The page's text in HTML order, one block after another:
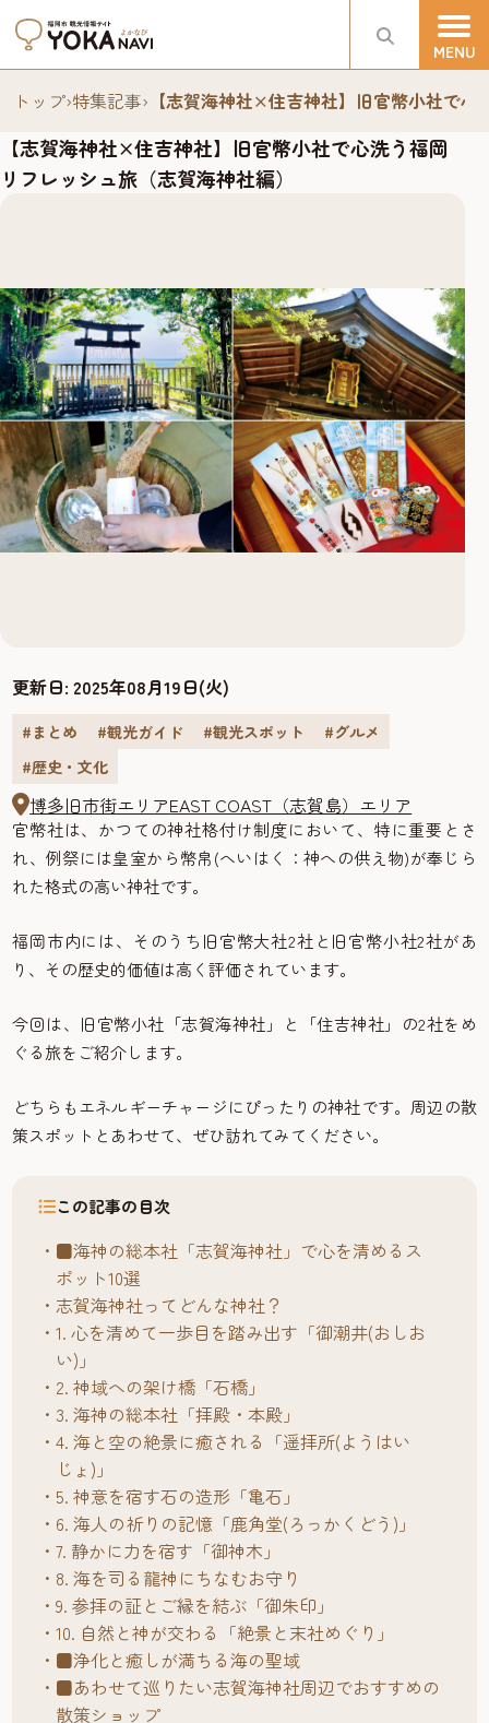
トップ›特集記事› 【志賀海神社×住吉神社】旧官幣小社で
【志賀海神社×住吉神社】旧官幣小社で心洗う福岡
リフレッシュ旅（志賀海神社編）
更新日:2025年08月19日(火)
#まとめ #観光ガイド #観光スポット
#グルメ
#歴史・文化
博多旧市街エリアEAST COAST（志賀島）エリア
官幣社は、かつての神社格付け制度において、特に重要とさ
れ、例祭には皇室から幣帛(へいはく：神への供え物)が奉じら
れた格式の高い神社です。
福岡市内には、そのうち旧官幣大社2社と旧官幣小社2社があ
り、その歴史的価値は高く評価されています。
今回は、旧官幣小社「志賀海神社」と「住吉神社」の2社をめ
ぐる旅をご紹介します。
どちらもエネルギーチャージにぴったりの神社です。周辺の散
策スポットとあわせて、ぜひ訪れてみてください。
この記事の目次
■海神の総本社「志賀海神社」で心を清めるス
ポット10選
志賀海神社ってどんな神社？
1. 心を清めて一歩目を踏み出す「御潮井(おしお
い)」
2. 神域への架け橋「石橋」
3. 海神の総本社「拝殿・本殿」
4. 海と空の絶景に癒される「遥拝所(ようはい
じょ)」
5. 神意を宿す石の造形「亀石」
6. 海人の祈りの記憶「鹿角堂(ろっかくどう)」
7. 静かに力を宿す「御神木」
8. 海を司る龍神にちなむお守り
9. 参拝の証とご縁を結ぶ「御朱印」
10. 自然と神が交わる「絶景と末社めぐり」
■浄化と癒しが満ちる海の聖域
■あわせて巡りたい志賀海神社周辺でおすすめの
散策ショップ